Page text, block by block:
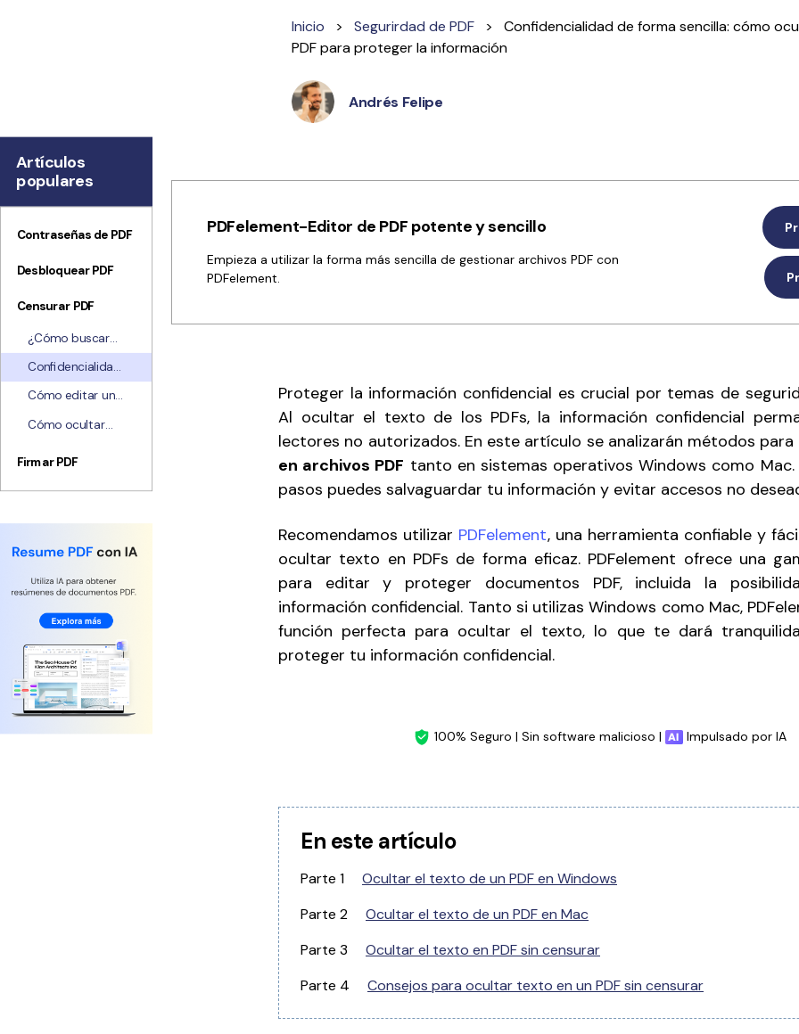
Artículos
populares
Contraseñas de PDF
Desbloquear PDF
Censurar PDF
¿Cómo buscar
en PDF y
reemplazar
textos? Guía fácil
Confidencialidad
de forma sencilla:
cómo ocultar
texto en PDF
información
Cómo editar un
Desbloqueando
realizar
Cómo ocultar
confidencial en
segura
Firmar PDF
Inicio > Segurirdad de PDF >
Confidencialidad de forma sencilla: cómo
PDF para proteger la información
Andrés Felipe
PDFelement-Editor de PDF potente y sencillo
Empieza a utilizar la forma más sencilla de gestionar archivos PDF con
PDFelement.
Proteger la información confidencial es crucial por temas de
Al ocultar el texto de los PDFs, la información confidencial
lectores no autorizados. En este artículo se analizarán métodos para
en archivos PDF tanto en sistemas operativos Windows como
pasos puedes salvaguardar tu información y evitar accesos no
Recomendamos utilizar PDFelement, una herramienta confiable y
ocultar texto en PDFs de forma eficaz. PDFelement ofrece una
para editar y proteger documentos PDF, incluida la
información confidencial. Tanto si utilizas Windows como Mac,
función perfecta para ocultar el texto, lo que te dará
proteger tu información confidencial.
100% Seguro | Sin software malicioso | Impulsado por IA
En este artículo
Parte 1
Ocultar el texto de un PDF en Windows
Parte 2
Ocultar el texto de un PDF en Mac
Parte 3
Ocultar el texto en PDF sin censurar
Parte 4
Consejos para ocultar texto en un PDF sin censurar